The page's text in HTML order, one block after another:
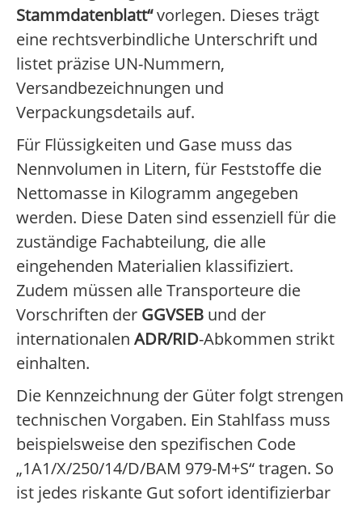
Stammdatenblatt“vorlegen. Dieses trägt
eine rechtsverbindliche Unterschrift und
listet präzise UN-Nummern,
Versandbezeichnungen und
Verpackungsdetails auf.
Für Flüssigkeiten und Gase muss das
Nennvolumen in Litern, für Feststoffe die
Nettomasse in Kilogramm angegeben
werden. Diese Daten sind essenziell für die
zuständige Fachabteilung, die alle
eingehenden Materialien klassifiziert.
Zudem müssen alle Transporteure die
Vorschriften der GGVSEB und der
internationalen ADR/RID-Abkommen strikt
einhalten.
Die Kennzeichnung der Güter folgt strengen
technischen Vorgaben. Ein Stahlfass muss
beispielsweise den spezifischen Code
„1A1/X/250/14/D/BAM 979-M+S“ tragen. So
ist jedes riskante Gut sofort identifizierbar